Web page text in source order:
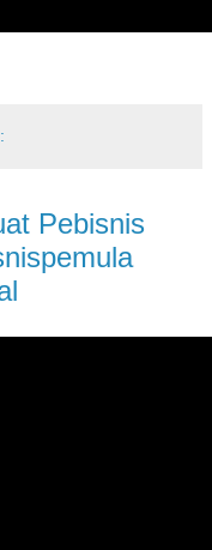
Pebisnis